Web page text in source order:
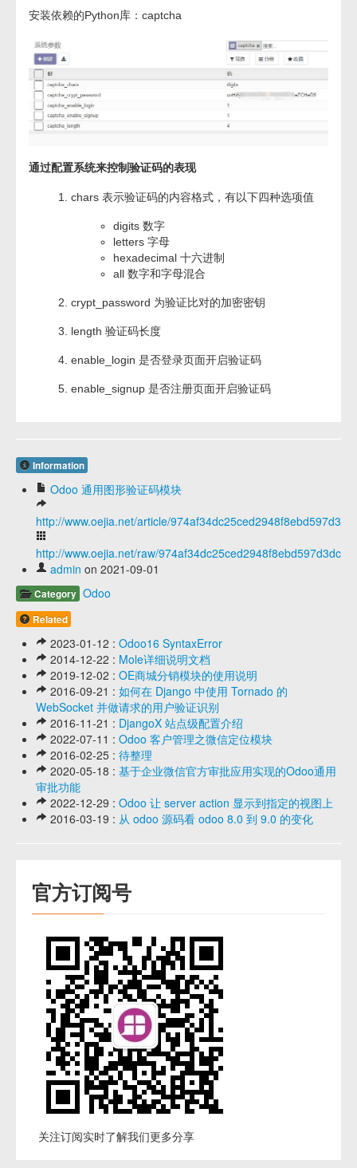
安装依赖的Python库：captcha
通过配置系统来控制验证码的表现
chars 表示验证码的内容格式，有以下四种选项值
digits 数字
letters 字母
hexadecimal 十六进制
all 数字和字母混合
crypt_password 为验证比对的加密密钥
length 验证码长度
enable_login 是否登录页面开启验证码
enable_signup 是否注册页面开启验证码
Information
Odoo 通用图形验证码模块
http://www.oejia.net/article/
http://www.oejia.net/raw/974af34dc25ced2948f8ebd597d3dc30
admin on 2021-09-01
Category Odoo
Related
2023-01-12 : Odoo16 SyntaxError
2014-12-22 : Mole详细说明文档
2019-12-02 : OE商城分销模块的使用说明
2016-09-21 : 如何在 Django 中使用 Tornado 的
WebSocket 并做请求的用户验证识别
2016-11-21 : DjangoX 站点级配置介绍
2022-07-11 : Odoo 客户管理之微信定位模块
2016-02-25 : 待整理
2020-05-18 : 基于企业微信官方审批应用实现的Odoo通用
审批功能
2022-12-29 : Odoo 让 server action 显示到指定的视图上
2016-03-19 : 从 odoo 源码看 odoo 8.0 到 9.0 的变化
官方订阅号
关注订阅实时了解我们更多分享